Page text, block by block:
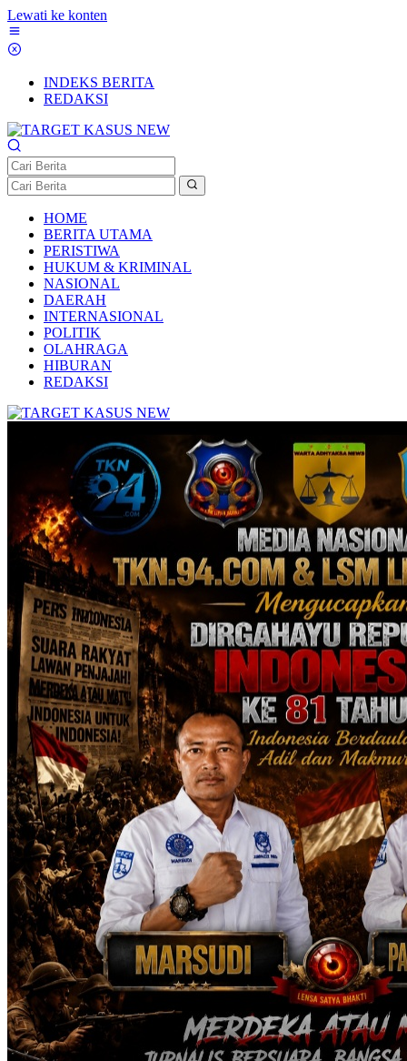
Lewati ke konten
INDEKS BERITA
REDAKSI
HOME
BERITA UTAMA
PERISTIWA
HUKUM & KRIMINAL
NASIONAL
DAERAH
INTERNASIONAL
POLITIK
OLAHRAGA
HIBURAN
REDAKSI